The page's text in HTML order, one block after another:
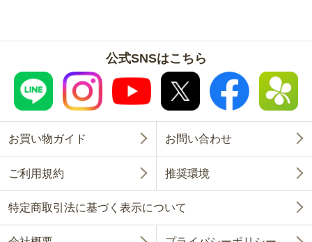
公式SNSはこちら
お買い物ガイド お問い合わせ
ご利用規約 推奨環境
特定商取引法に基づく表示について